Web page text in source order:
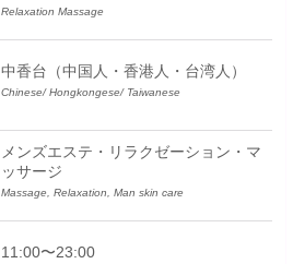
Relaxation Massage
中香台（中国人・香港人・台湾人）
Chinese/ Hongkongese/ Taiwanese
メンズエステ・リラクゼーション・マ
ッサージ
Massage, Relaxation, Man skin care
11:00〜23:00